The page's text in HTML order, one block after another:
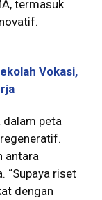
termasuk
Vokasi,
dalam peta
antara
“Supaya riset
dengan